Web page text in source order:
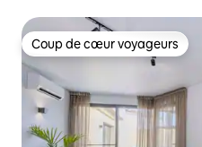
Coup de cœur voyageurs
Coup de cœur voyageurs